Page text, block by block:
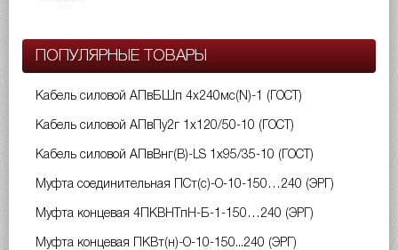
ПОПУЛЯРНЫЕ ТОВАРЫ
Кабель силовой АПвБШп 4х240мс(N)-1 (ГОСТ)
Кабель силовой АПвПу2г 1х120/50-10 (ГОСТ)
Кабель силовой АПвВнг(B)-LS 1х95/35-10 (ГОСТ)
Муфта соединительная ПСт(с)-О-10-150…240 (ЭРГ)
Муфта концевая 4ПКВНТпН-Б-1-150…240 (ЭРГ)
Муфта концевая ПКВт(н)-О-10-150...240 (ЭРГ)